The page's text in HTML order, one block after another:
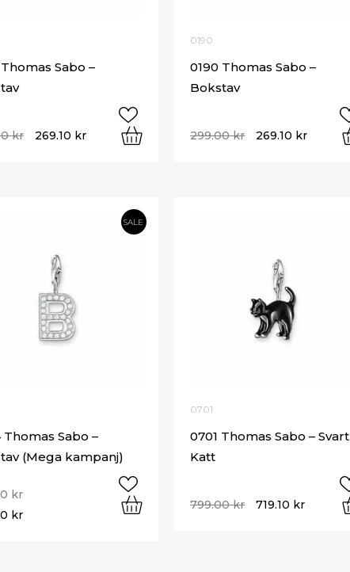
Sabo –
kr 269.10 kr
0190
0190 Thomas Sabo –
Bokstav
299.00kr 269.10 kr
SALE
Sabo –
(Mega kampanj)
kr
kr
0701
0701 Thomas Sabo – Svart
Katt
799.00kr 719.10 kr